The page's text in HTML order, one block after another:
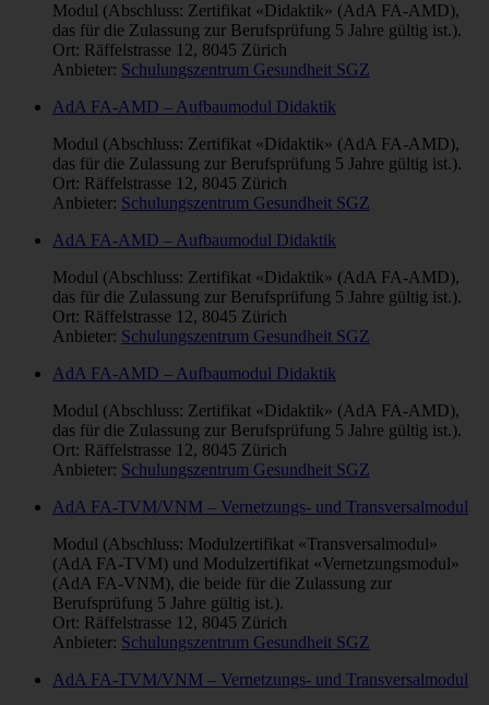
Modul (Abschluss: Zertifikat «Didaktik» (AdA FA-AMD),
das für die Zulassung zur Berufsprüfung 5 Jahre gültig ist.).
Ort: Räffelstrasse 12, 8045 Zürich
Anbieter: Schulungszentrum Gesundheit SGZ
AdA FA-AMD – Aufbaumodul Didaktik
Modul (Abschluss: Zertifikat «Didaktik» (AdA FA-AMD),
das für die Zulassung zur Berufsprüfung 5 Jahre gültig ist.).
Ort: Räffelstrasse 12, 8045 Zürich
Anbieter: Schulungszentrum Gesundheit SGZ
AdA FA-AMD – Aufbaumodul Didaktik
Modul (Abschluss: Zertifikat «Didaktik» (AdA FA-AMD),
das für die Zulassung zur Berufsprüfung 5 Jahre gültig ist.).
Ort: Räffelstrasse 12, 8045 Zürich
Anbieter: Schulungszentrum Gesundheit SGZ
AdA FA-AMD – Aufbaumodul Didaktik
Modul (Abschluss: Zertifikat «Didaktik» (AdA FA-AMD),
das für die Zulassung zur Berufsprüfung 5 Jahre gültig ist.).
Ort: Räffelstrasse 12, 8045 Zürich
Anbieter: Schulungszentrum Gesundheit SGZ
AdA FA-TVM/VNM – Vernetzungs- und Transversalmodul
Modul (Abschluss: Modulzertifikat «Transversalmodul»
(AdA FA-TVM) und Modulzertifikat «Vernetzungsmodul»
(AdA FA-VNM), die beide für die Zulassung zur
Berufsprüfung 5 Jahre gültig ist.).
Ort: Räffelstrasse 12, 8045 Zürich
Anbieter: Schulungszentrum Gesundheit SGZ
AdA FA-TVM/VNM – Vernetzungs- und Transversalmodul